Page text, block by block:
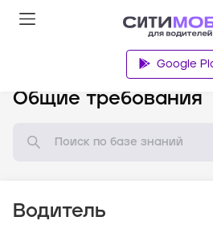
Google
Общие требования
Водитель